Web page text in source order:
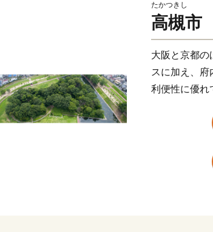
たかつきし
高槻市
大阪と京都の
スに加え、
利便性に優れ
都市の利便
を身近に感
また、史跡
棋界の西の
け継がれてい
利便性・自